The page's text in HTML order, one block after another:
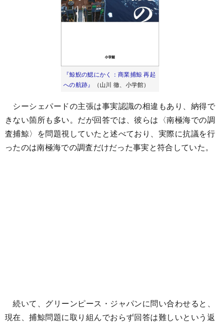
『鯨鯢の鰓にかく：商業捕鯨 再起
への航跡』
（山川 徹、小学館）
シーシェパードの主張は事実認識の相違もあり、納得で
きない箇所も多い。だが回答では、彼らは〈南極海での調
査捕鯨〉を問題視していたと述べており、実際に抗議を行
ったのは南極海での調査だけだった事実と符合していた。
続いて、グリーンピース・ジャパンに問い合わせると、
現在、捕鯨問題に取り組んでおらず回答は難しいという返